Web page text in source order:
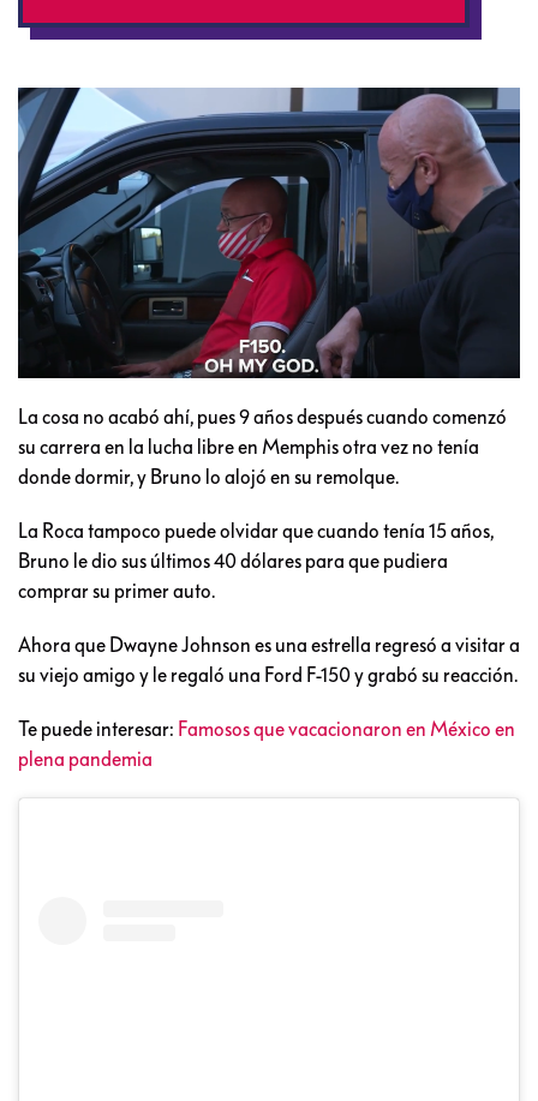
La cosa no acabó ahí, pues 9 años después cuando comenzó
su carrera en la lucha libre en Memphis otra vez no tenía
donde dormir, y Bruno lo alojó en su remolque.
La Roca tampoco puede olvidar que cuando tenía 15 años,
Bruno le dio sus últimos 40 dólares para que pudiera
comprar su primer auto.
Ahora que Dwayne Johnson es una estrella regresó a visitar a
su viejo amigo y le regaló una Ford F-150 y grabó su reacción.
Te puede interesar: Famosos que vacacionaron en México en
plena pandemia